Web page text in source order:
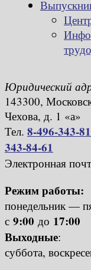
Юридический
143300,
Чехова, д. 1 «а»
Тел. 8-496-343-
343-84-61
Электронная
Режим работы:
понедельник —
с 9:00 до 17:00
Выходные:
суббота,